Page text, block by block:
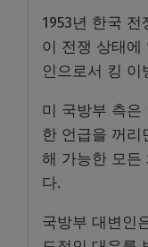
1953년 한국
이 전쟁 상태에
인으로서 킹 이
미 국방부 측은
한 언급을 꺼리
해 가능한 모든
다.
국방부 대변인